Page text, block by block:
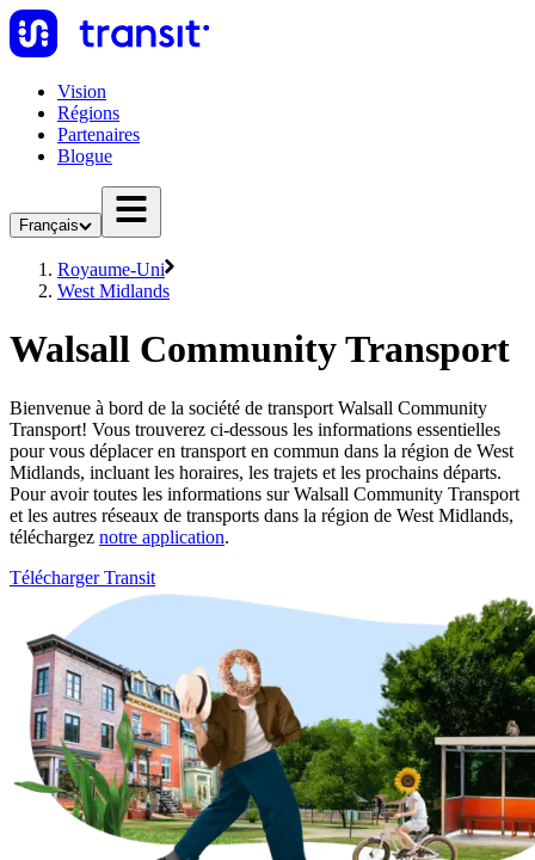
Vision
Régions
Partenaires
Blogue
Français
Royaume-Uni
West Midlands
Walsall Community Transport
Bienvenue à bord de la société de transport Walsall Community
Transport! Vous trouverez ci-dessous les informations essentielles
pour vous déplacer en transport en commun dans la région de West
Midlands, incluant les horaires, les trajets et les prochains départs.
Pour avoir toutes les informations sur Walsall Community Transport
et les autres réseaux de transports dans la région de West Midlands,
téléchargez notre application.
Télécharger Transit